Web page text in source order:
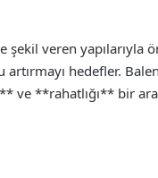
veren yapılarıyla
hedefler.
ve **rahatlığı** bir